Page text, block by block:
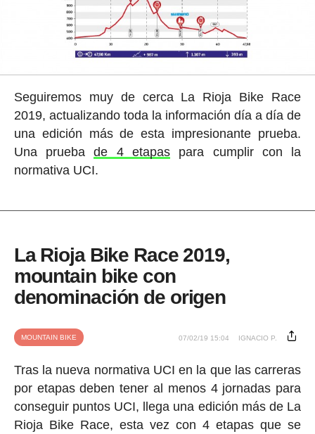
Seguiremos muy de cerca La Rioja Bike Race
2019, actualizando toda la información día a día de
una edición más de esta impresionante prueba.
Una pruebade 4 etapaspara cumplir con la
normativa UCI.
La Rioja Bike Race 2019,
mountain bike con
denominación de origen
MOUNTAIN BIKE 07/02/19 15:04 IGNACIO P.
Tras la nueva normativa UCI en la que las carreras
por etapas deben tener al menos 4 jornadas para
conseguir puntos UCI, llega una edición más de La
Rioja Bike Race, esta vez con 4 etapas que se